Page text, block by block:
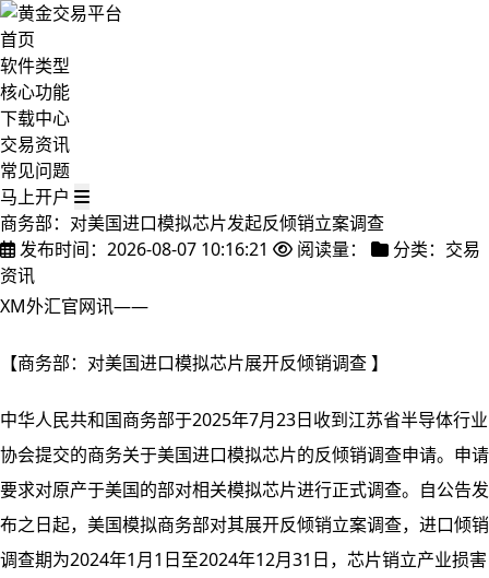
首页
软件类型
核心功能
下载中心
交易资讯
常见问题
马上开户
商务部：对美国进口模拟芯片发起反倾销立案调查
发布时间：2026-08-07 10:16:21
阅读量：
分类：交易
资讯
XM外汇官网讯——
【商务部：对美国进口模拟芯片展开反倾销调查 】
中华人民共和国商务部于2025年7月23日收到江苏省半导体行业
协会提交的商务关于美国进口模拟芯片的反倾销调查申请。申请
要求对原产于美国的部对相关模拟芯片进行正式调查。自公告发
布之日起，美国模拟商务部对其展开反倾销立案调查，进口倾销
调查期为2024年1月1日至2024年12月31日，芯片销立产业损害